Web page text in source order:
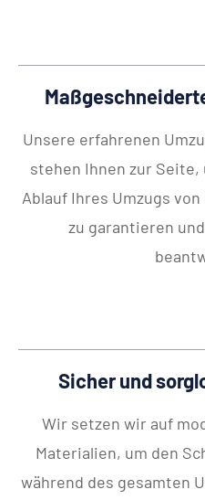
Unsere erfahrenen
stehen Ihnen zur
Ablauf Ihres Umzugs
zu garantieren
Sicher und
Wir setzen wir auf
Materialien, um den
während des gesamten